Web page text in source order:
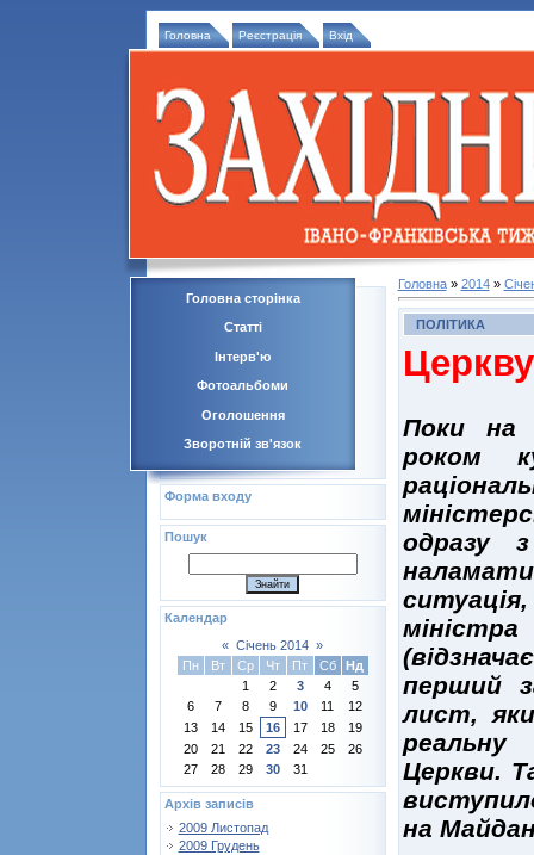
Головна Реєстрація Вхід
Головна сторінка
Статті
Інтерв'ю
Фотоальбоми
Оголошення
Зворотній зв'язок
Форма входу
Пошук
Календар
« Січень 2014 »
Пн
Вт Ср Чт Пт Сб
Нд
1
2 3 4
5
6
7 8 9 10 11
12
13
14 15 16 17 18
19
20
21 22 23 24 25
26
27
28 29 30 31
Архів записів
2009 Листопад
2009 Грудень
Головна» 2014 »
ПОЛІТИКА
Поки на
роком
одразу
перший
лист,
реальну
Церкви.
на